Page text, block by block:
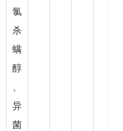
氯
杀
螨
醇
异
菌